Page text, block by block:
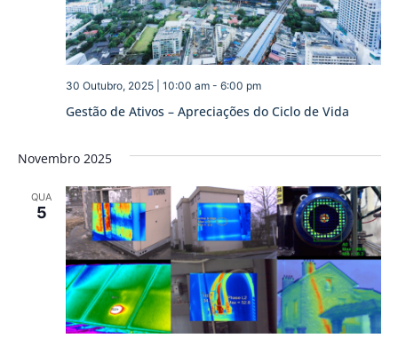
Gestão de Ativos – Apreciações do Ciclo de Vida
30 Outubro, 2025 | 10:00 am- 6:00 pm
Novembro 2025
QUA
5